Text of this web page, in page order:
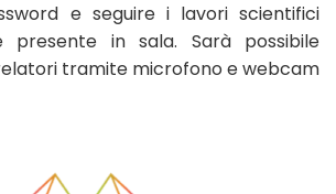
e seguire i lavori scientifici
presente in sala. Sarà possibile
tramite microfono e webcam